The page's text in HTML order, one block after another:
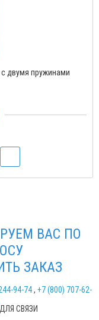
двумя пружинами
ВАС ПО
ЗАКАЗ
94-74, +7 (800) 707-62-
СВЯЗИ